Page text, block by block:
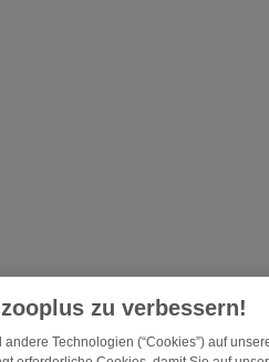
zu verbessern!
Technologien (“Cookies”) auf